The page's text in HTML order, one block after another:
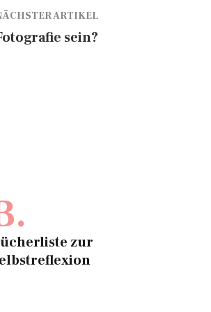
ARTIKEL
sein?
zur